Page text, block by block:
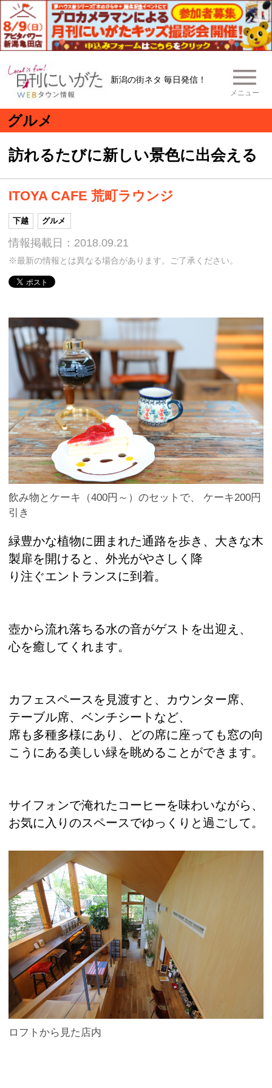
新潟の街ネタ 毎日発信！
メニュー
グルメ
訪れるたびに新しい景色に出会える
ITOYA CAFE 荒町ラウンジ
下越 グルメ
情報掲載日：2018.09.21
※最新の情報とは異なる場合があります。ご了承ください。
飲み物とケーキ（400円～）のセットで、 ケーキ200円
引き
緑豊かな植物に囲まれた通路を歩き、大きな木
製扉を開けると、外光がやさしく降
り注ぐエントランスに到着。
壺から流れ落ちる水の音がゲストを出迎え、
心を癒してくれます。
カフェスペースを見渡すと、カウンター席、
テーブル席、ベンチシートなど、
席も多種多様にあり、どの席に座っても窓の向
こうにある美しい緑を眺めることができます。
サイフォンで淹れたコーヒーを味わいながら、
お気に入りのスペースでゆっくりと過ごして。
ロフトから見た店内